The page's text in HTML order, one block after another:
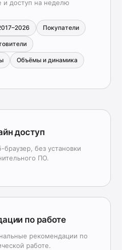
и доступ на неделю
Покупатели
Объёмы и динамика
доступ
браузер, без установки
ПО.
по работе
рекомендации по
работе.